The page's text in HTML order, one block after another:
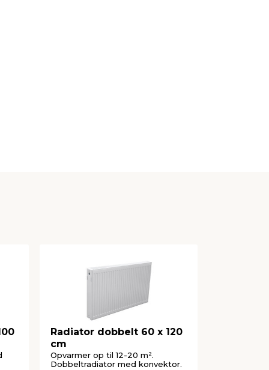
Radiator dobbelt 60 x 120
cm
Opvarmer op til 12-20 m².
Dobbeltradiator med konvektor.